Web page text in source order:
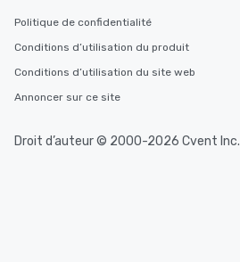
Politique de confidentialité
Conditions d’utilisation du produit
Conditions d’utilisation du site web
Annoncer sur ce site
Droit d’auteur © 2000-2026 Cvent Inc.